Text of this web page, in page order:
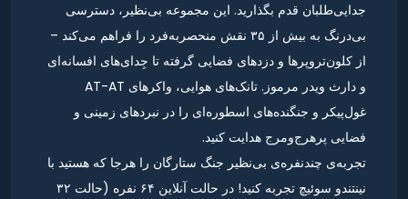
جدایی‌طلبان قدم بگذارید. این مجموعه بی‌نظیر، دسترسی
بی‌درنگ به بیش از ۳۵ نقش منحصربه‌فرد را فراهم می‌کند –
از کلون‌تروپرها و دزدهای فضایی گرفته تا جِدای‌های افسانه‌ای
و دارث ویدر مرموز. تانک‌های هوایی، واکرهای AT-AT
غول‌پیکر و جنگنده‌های اسطوره‌ای را در نبردهای زمینی و
فضایی پرهرج‌ومرج هدایت کنید.
تجربه‌ی چندنفره‌ی بی‌نظیر جنگ ستارگان را هرجا که هستید با
نینتندو سوئیچ تجربه کنید! در حالت آنلاین ۶۴ نفره (حالت ۳۲